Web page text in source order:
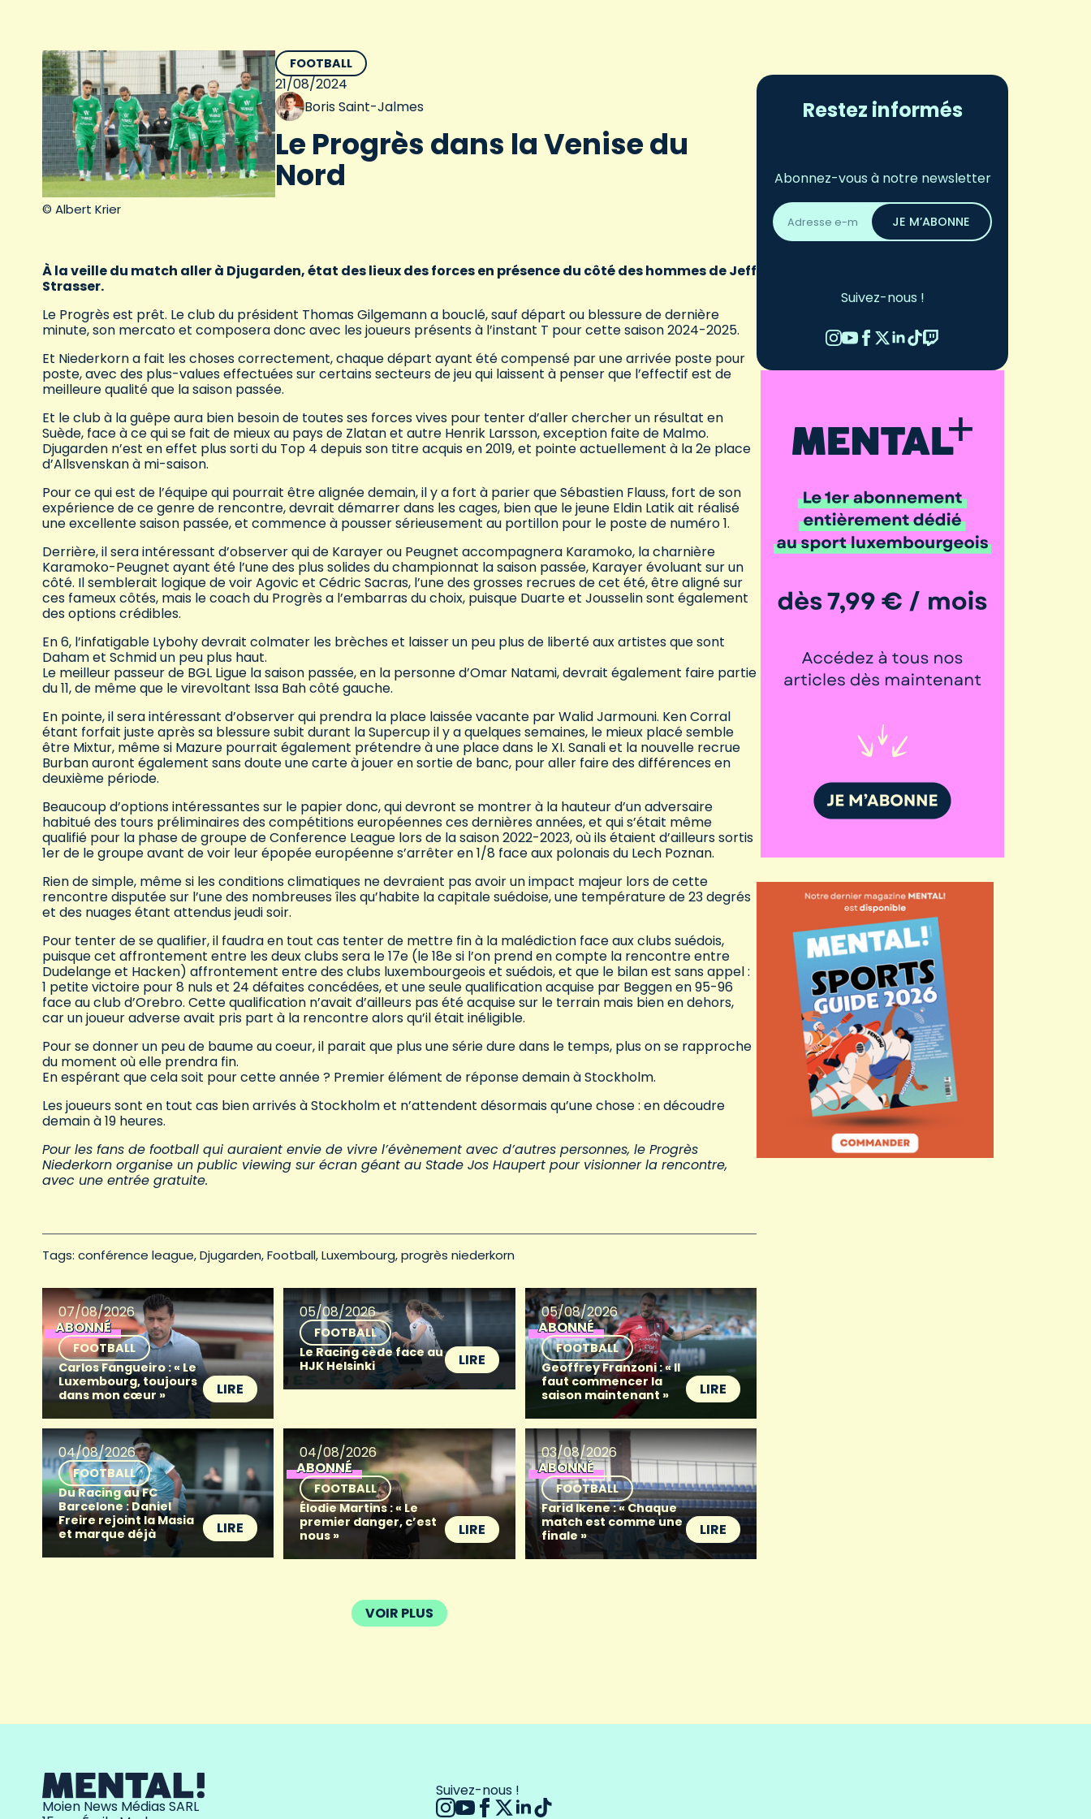
© Albert Krier
FOOTBALL
21/08/2024
Boris Saint-Jalmes
Le Progrès dans la Venise du
Nord
À la veille du match aller à Djugarden, état des lieux des forces en présence du côté des hommes de Jeff
Strasser.
Le Progrès est prêt. Le club du président Thomas Gilgemann a bouclé, sauf départ ou blessure de dernière
minute, son mercato et composera donc avec les joueurs présents à l’instant T pour cette saison 2024-2025.
Et Niederkorn a fait les choses correctement, chaque départ ayant été compensé par une arrivée poste pour
poste, avec des plus-values effectuées sur certains secteurs de jeu qui laissent à penser que l’effectif est de
meilleure qualité que la saison passée.
Et le club à la guêpe aura bien besoin de toutes ses forces vives pour tenter d’aller chercher un résultat en
Suède, face à ce qui se fait de mieux au pays de Zlatan et autre Henrik Larsson, exception faite de Malmo.
Djugarden n’est en effet plus sorti du Top 4 depuis son titre acquis en 2019, et pointe actuellement à la 2e place
d’Allsvenskan à mi-saison.
Pour ce qui est de l’équipe qui pourrait être alignée demain, il y a fort à parier que Sébastien Flauss, fort de son
expérience de ce genre de rencontre, devrait démarrer dans les cages, bien que le jeune Eldin Latik ait réalisé
une excellente saison passée, et commence à pousser sérieusement au portillon pour le poste de numéro 1.
Derrière, il sera intéressant d’observer qui de Karayer ou Peugnet accompagnera Karamoko, la charnière
Karamoko-Peugnet ayant été l’une des plus solides du championnat la saison passée, Karayer évoluant sur un
côté. Il semblerait logique de voir Agovic et Cédric Sacras, l’une des grosses recrues de cet été, être aligné sur
ces fameux côtés, mais le coach du Progrès a l’embarras du choix, puisque Duarte et Jousselin sont également
des options crédibles.
En 6, l’infatigable Lybohy devrait colmater les brèches et laisser un peu plus de liberté aux artistes que sont
Daham et Schmid un peu plus haut.
Le meilleur passeur de BGL Ligue la saison passée, en la personne d’Omar Natami, devrait également faire partie
du 11, de même que le virevoltant Issa Bah côté gauche.
En pointe, il sera intéressant d’observer qui prendra la place laissée vacante par Walid Jarmouni. Ken Corral
étant forfait juste après sa blessure subit durant la Supercup il y a quelques semaines, le mieux placé semble
être Mixtur, même si Mazure pourrait également prétendre à une place dans le XI. Sanali et la nouvelle recrue
Burban auront également sans doute une carte à jouer en sortie de banc, pour aller faire des différences en
deuxième période.
Beaucoup d’options intéressantes sur le papier donc, qui devront se montrer à la hauteur d’un adversaire
habitué des tours préliminaires des compétitions européennes ces dernières années, et qui s’était même
qualifié pour la phase de groupe de Conference League lors de la saison 2022-2023, où ils étaient d’ailleurs sortis
1er de le groupe avant de voir leur épopée européenne s’arrêter en 1/8 face aux polonais du Lech Poznan.
Rien de simple, même si les conditions climatiques ne devraient pas avoir un impact majeur lors de cette
rencontre disputée sur l’une des nombreuses îles qu’habite la capitale suédoise, une température de 23 degrés
et des nuages étant attendus jeudi soir.
Pour tenter de se qualifier, il faudra en tout cas tenter de mettre fin à la malédiction face aux clubs suédois,
puisque cet affrontement entre les deux clubs sera le 17e (le 18e si l’on prend en compte la rencontre entre
Dudelange et Hacken) affrontement entre des clubs luxembourgeois et suédois, et que le bilan est sans appel :
1 petite victoire pour 8 nuls et 24 défaites concédées, et une seule qualification acquise par Beggen en 95-96
face au club d’Orebro. Cette qualification n’avait d’ailleurs pas été acquise sur le terrain mais bien en dehors,
car un joueur adverse avait pris part à la rencontre alors qu’il était inéligible.
Pour se donner un peu de baume au coeur, il parait que plus une série dure dans le temps, plus on se rapproche
du moment où elle prendra fin.
En espérant que cela soit pour cette année ? Premier élément de réponse demain à Stockholm.
Les joueurs sont en tout cas bien arrivés à Stockholm et n’attendent désormais qu’une chose : en découdre
demain à 19 heures.
Pour les fans de football qui auraient envie de vivre l’évènement avec d’autres personnes, le Progrès
Niederkorn organise un public viewing sur écran géant au Stade Jos Haupert pour visionner la rencontre,
avec une entrée gratuite.
Tags: conférence league Djugarden Football Luxembourg progrès niederkorn
07/08/2026
ABONNÉ
FOOTBALL
Carlos Fangueiro : « Le
Luxembourg, toujours
dans mon cœur »
LIRE
05/08/2026
FOOTBALL
Le Racing cède face au
HJK Helsinki
LIRE
05/08/2026
ABONNÉ
FOOTBALL
Geoffrey Franzoni : « Il
faut commencer la
saison maintenant »
LIRE
04/08/2026
FOOTBALL
Du Racing au FC
Barcelone : Daniel
Freire rejoint la Masia
et marque déjà
LIRE
04/08/2026
ABONNÉ
FOOTBALL
Élodie Martins : « Le
premier danger, c’est
nous »
LIRE
03/08/2026
ABONNÉ
FOOTBALL
Farid Ikene : « Chaque
match est comme une
finale »
LIRE
VOIR PLUS
Restez informés
Abonnez-vous à notre newsletter
Adresse
email
*
JE M’ABONNE
Suivez-nous !
Moien News Médias SARL
Suivez-nous !